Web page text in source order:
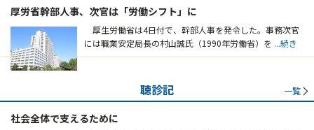
厚労省幹部人事、次官は「労働シフト」に
厚生労働省は4日付で、幹部人事を発令した。事務次官
には職業安定局長の村山誠氏（1990年労働省）を ...続き
聴診記 一覧
社会全体で支えるために